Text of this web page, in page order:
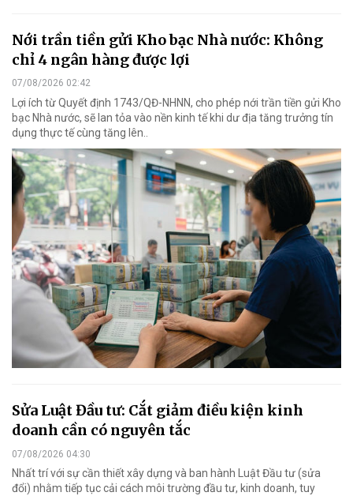
Nới trần tiền gửi Kho bạc Nhà nước: Không
chỉ 4 ngân hàng được lợi
07/08/2026 02:42
Lợi ích từ Quyết định 1743/QĐ-NHNN, cho phép nới trần tiền gửi Kho
bạc Nhà nước, sẽ lan tỏa vào nền kinh tế khi dư địa tăng trưởng tín
dụng thực tế cùng tăng lên..
Sửa Luật Đầu tư: Cắt giảm điều kiện kinh
doanh cần có nguyên tắc
07/08/2026 04:30
Nhất trí với sự cần thiết xây dựng và ban hành Luật Đầu tư (sửa
đổi) nhằm tiếp tục cải cách môi trường đầu tư, kinh doanh, tuy